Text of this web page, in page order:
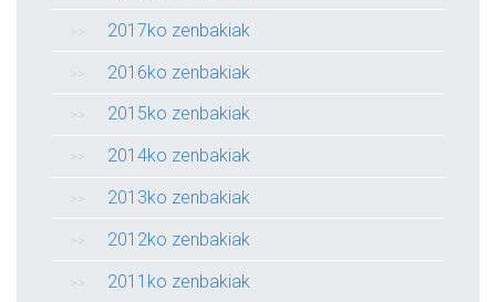
2017ko zenbakiak
2016ko zenbakiak
2015ko zenbakiak
2014ko zenbakiak
2013ko zenbakiak
2012ko zenbakiak
2011ko zenbakiak